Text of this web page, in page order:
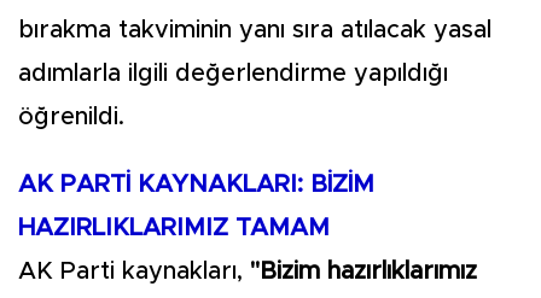
bırakma takviminin yanı sıra atılacak yasal
adımlarla ilgili değerlendirme yapıldığı
öğrenildi.
AK PARTİ KAYNAKLARI: BİZİM
HAZIRLIKLARIMIZ TAMAM
AK Parti kaynakları, "Bizim hazırlıklarımız